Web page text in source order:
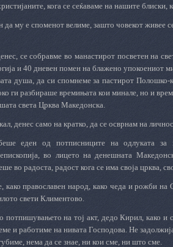
кога се сеќаваме на нашите
да му е споменот велиме, зашто човекот живее
се собравме во манастирот посветен на
и 40 дневен помен на блажено упокоениот
душа, да си спомнеме за пастирот Полошко-
ги разбираше времињата кои минале, но и
света Црква Македонска.
денес само на кратко, да се осврнам на
еден од потписниците на одлуката за
во лицето на денешната
во радоста, радост кога се има своја црква,
како православен народ, како чеда и рожби на
свети Климентово.
потпишувањето на тој акт, дедо Кирил, како и
и работиме на нивата Господова. Не
нема да се знае, ни кои сме, ни што сме.